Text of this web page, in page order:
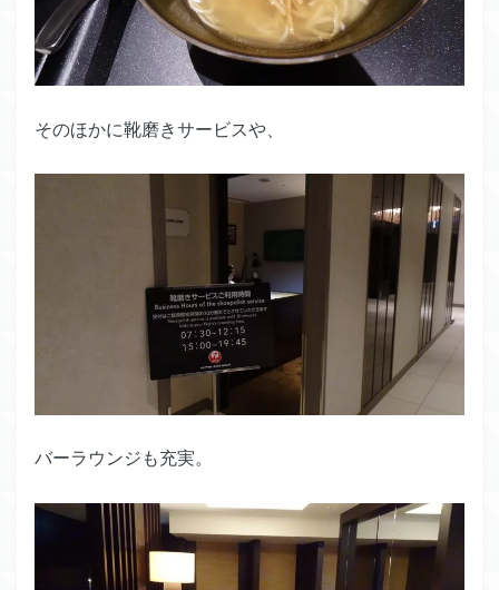
そのほかに靴磨きサービスや、
バーラウンジも充実。